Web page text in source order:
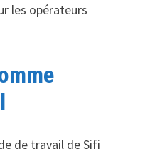
les opérateurs
de travail de Sifi